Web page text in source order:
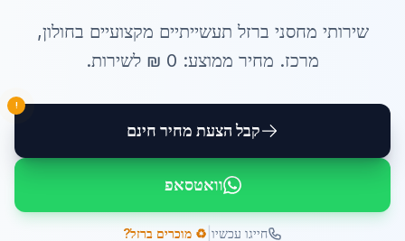
שירותי מחסני ברזל תעשייתיים מקצועיים בחולון,
מרכז. מחיר ממוצע: 0 ₪ לשירות.
קבל הצעת מחיר חינם
!
וואטסאפ
חייגו עכשיו ♻️ מוכרים ברזל?